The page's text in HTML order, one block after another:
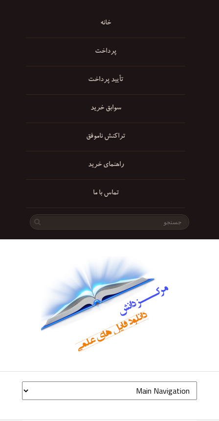
خانه
پرداخت
تأیید پرداخت
سوابق خرید
تراکنش ناموفق
راهنمای خرید
تماس با ما